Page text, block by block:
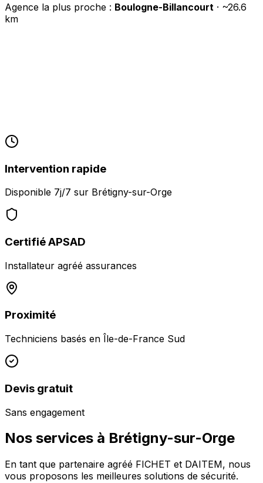
Agence la plus proche : Boulogne-Billancourt · ~26.6
km
Intervention rapide
Disponible 7j/7 sur Brétigny-sur-Orge
Certifié APSAD
Installateur agréé assurances
Proximité
Techniciens basés en Île-de-France Sud
Devis gratuit
Sans engagement
Nos services à Brétigny-sur-Orge
En tant que partenaire agréé FICHET et DAITEM, nous
vous proposons les meilleures solutions de sécurité.